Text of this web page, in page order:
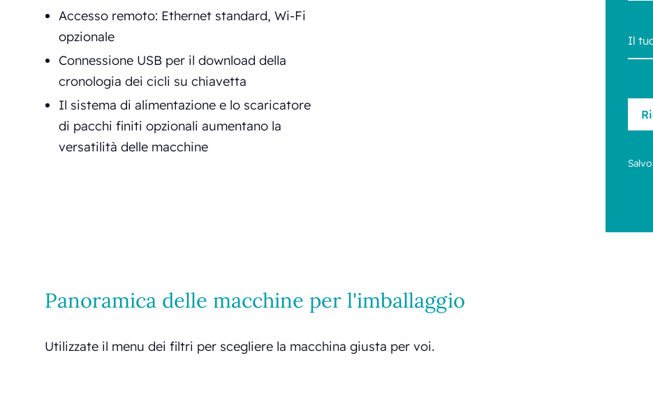
Accesso remoto: Ethernet standard, Wi-Fi
opzionale
Connessione USB per il download della
cronologia dei cicli su chiavetta
Il sistema di alimentazione e lo scaricatore
di pacchi finiti opzionali aumentano la
versatilità delle macchine
Panoramica delle macchine per l'imballaggio
Utilizzate il menu dei filtri per scegliere la macchina giusta per voi.